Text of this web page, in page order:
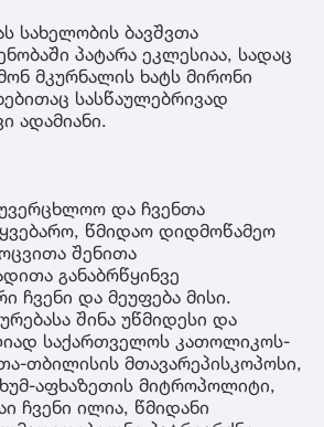
სახელობის ბავშვთა
პატარა ეკლესიაა, სადაც
მკურნალის ხატს მირონი
სასწაულებრივად
ადამიანი.
და ჩვენთა
წმიდაო დიდმოწამეო
შენითა
განაბრწყინვე
ჩვენი და მეუფება მისი.
შინა უწმიდესი და
საქართველოს კათოლიკოს-
თბილისის მთავარეპისკოპოსი,
აფხაზეთის მიტროპოლიტი,
ჩვენი ილია, წმიდანი